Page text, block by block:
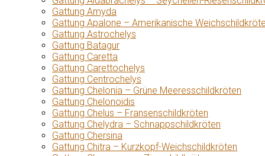
Gattung Amyda
Gattung Apalone – Amerikanische
Gattung Astrochelys
Gattung Batagur
Gattung Caretta
Gattung Carettochelys
Gattung Centrochelys
Gattung Chelonia – Grüne Meeresschildkröten
Gattung Chelonoidis
Gattung Chelus – Fransenschildkröten
Gattung Chelydra – Schnappschildkröten
Gattung Chersina
Gattung Chitra – Kurzkopf-Weichschildkröten